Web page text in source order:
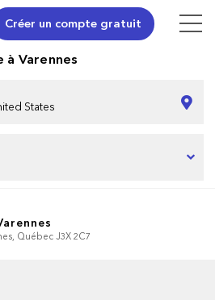
Créer un compte gratuit
à Varennes
Québec J3X 2C7